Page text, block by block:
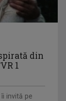
din
1
invită pe